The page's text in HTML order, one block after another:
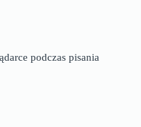
podczas pisania